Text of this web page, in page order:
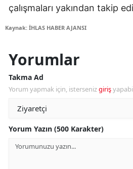
çalışmaları yakından takip
Kaynak: İHLAS HABER AJANSI
Yorumlar
Takma Ad
Yorum yapmak için, istersenizgiriş
Yorum Yazın (500 Karakter)